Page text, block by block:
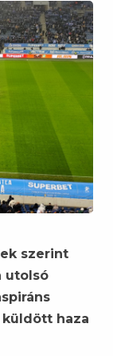
szerint
utolsó
haza